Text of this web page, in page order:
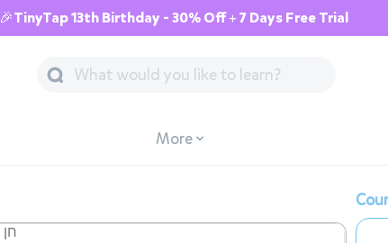
🎉TinyTap 13th Birthday - 30% Off + 7 Days Free Trial
More